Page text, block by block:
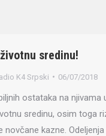
sredinu!
K4 Srpski 06/07/2018
ostataka na njivama
sredinu, osim toga
novčane kazne.